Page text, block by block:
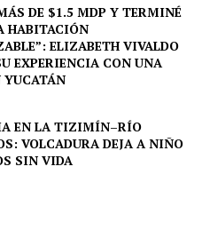
DE $1.5 MDP Y TERMINÉ
HABITACIÓN
ELIZABETH VIVALDO
EXPERIENCIA CON UNA
YUCATÁN
EN LA TIZIMÍN–RÍO
VOLCADURA DEJA A NIÑO
SIN VIDA